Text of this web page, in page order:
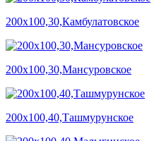
200х100,30,Камбулатовское
200х100,30,Мансуровское
200х100,40,Ташмурунское